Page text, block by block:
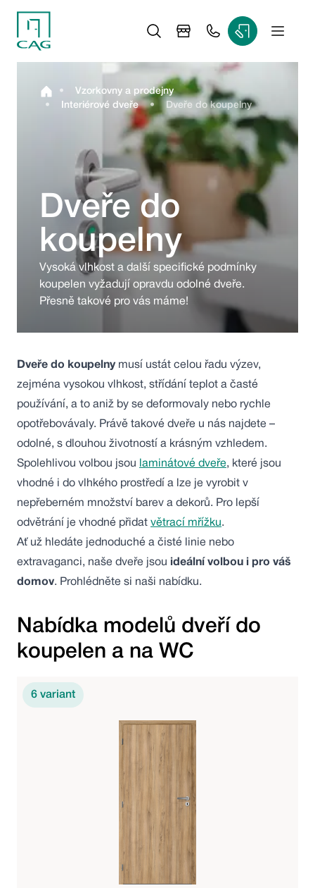
•
Vzorkovny a prodejny
•
Interiérové dveře • Dveře do koupelny
Dveře do
koupelny
Vysoká vlhkost a další specifické podmínky
koupelen vyžadují opravdu odolné dveře.
Přesně takové pro vás máme!
Dveře do koupelny musí ustát celou řadu výzev,
zejména vysokou vlhkost, střídání teplot a časté
používání, a to aniž by se deformovaly nebo rychle
opotřebovávaly. Právě takové dveře u nás najdete –
odolné, s dlouhou životností a krásným vzhledem.
Spolehlivou volbou jsou
laminátové dveře, které jsou
vhodné i do vlhkého prostředí a lze je vyrobit v
nepřeberném množství barev a dekorů. Pro lepší
odvětrání je vhodné přidat větrací mřížku.
Ať už hledáte jednoduché a čisté linie nebo
extravaganci, naše dveře jsou ideální volbou i pro váš
domov. Prohlédněte si naši nabídku.
Nabídka modelů dveří do
koupelen a na WC
6 variant